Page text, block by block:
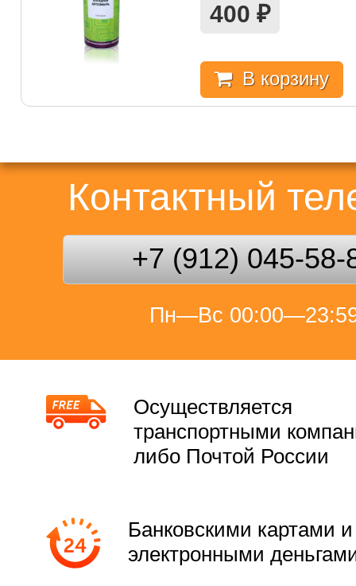
400 ₽
В корзину
Контактный
+7 (912) 045-58-
Пн—Вс
Осуществляется
транспортными
либо Почтой России
Банковскими картами и
электронными